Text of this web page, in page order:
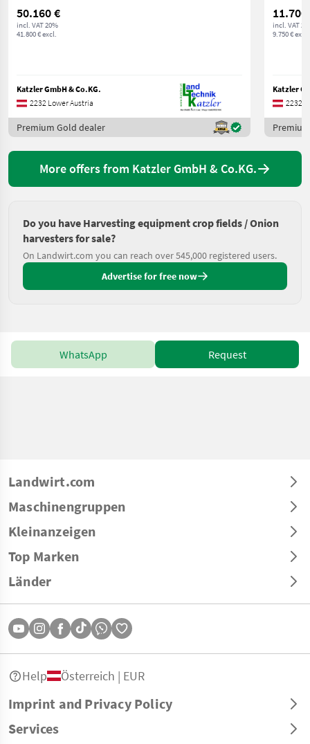
50.160 €
incl. VAT 20%
41.800 € excl.
Katzler GmbH & Co.KG.
2232 Lower Austria
Premium Gold dealer
11.700
incl. VAT
9.750 € excl.
Katzler
2232
More offers from Katzler GmbH & Co.KG.
Do you have Harvesting equipment crop fields / Onion
harvesters for sale?
On Landwirt.com you can reach over 545,000 registered users.
Advertise for free now
WhatsApp Request
Landwirt.com
Maschinengruppen
Kleinanzeigen
Top Marken
Länder
Imprint and Privacy Policy
Services
Help Österreich | EUR